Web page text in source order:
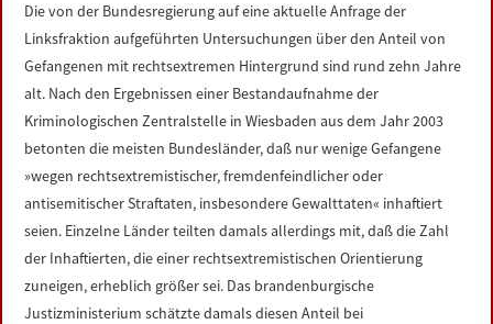
Die von der Bundesregierung auf eine aktuelle Anfrage der
Linksfraktion aufgeführten Untersuchungen über den Anteil von
Gefangenen mit rechtsextremen Hintergrund sind rund zehn Jahre
alt. Nach den Ergebnissen einer Bestandaufnahme der
Kriminologischen Zentralstelle in Wiesbaden aus dem Jahr 2003
betonten die meisten Bundesländer, daß nur wenige Gefangene
»wegen rechtsextremistischer, fremdenfeindlicher oder
antisemitischer Straftaten, insbesondere Gewalttaten« inhaftiert
seien. Einzelne Länder teilten damals allerdings mit, daß die Zahl
der Inhaftierten, die einer rechtsextremistischen Orientierung
zuneigen, erheblich größer sei. Das brandenburgische
Justizministerium schätzte damals diesen Anteil bei